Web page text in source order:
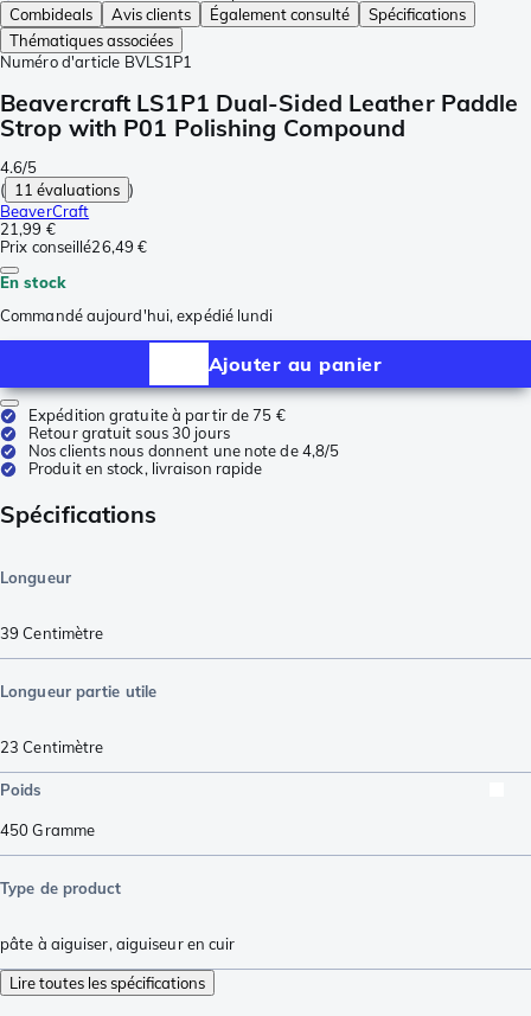
Combideals
Avis clients Également consulté
Spécifications
Thématiques associées
Numéro d'article BVLS1P1
Beavercraft LS1P1 Dual-Sided Leather Paddle
Strop with P01 Polishing Compound
4.6/5
( 11 évaluations )
BeaverCraft
21,99 €
Prix conseillé26,49 €
En stock
Commandé aujourd'hui, expédié lundi
Ajouter au panier
Expédition gratuite à partir de 75 €
Retour gratuit sous 30 jours
Nos clients nous donnent une note de 4,8/5
Produit en stock, livraison rapide
Spécifications
Longueur
39 Centimètre
Longueur partie utile
23 Centimètre
Poids
450Gramme
Type de product
pâte à aiguiser,aiguiseur en cuir
Lire toutes les spécifications